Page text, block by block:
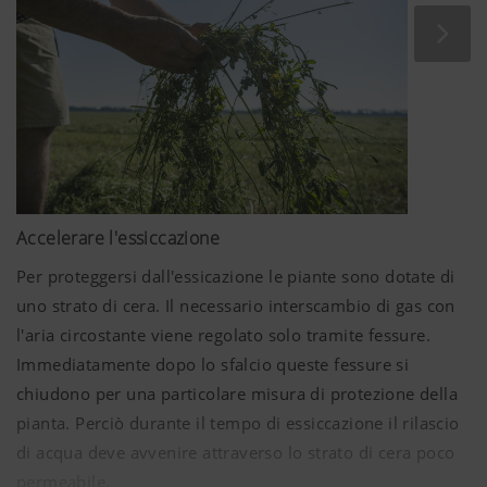
accattivanti ed il design moderno delle macchine
garantiscono un lavoro piacevole.
Accelerare l'essiccazione
Per proteggersi dall'essicazione le piante sono dotate di
uno strato di cera. Il necessario interscambio di gas con
l'aria circostante viene regolato solo tramite fessure.
Immediatamente dopo lo sfalcio queste fessure si
chiudono per una particolare misura di protezione della
pianta. Perciò durante il tempo di essiccazione il rilascio
di acqua deve avvenire attraverso lo strato di cera poco